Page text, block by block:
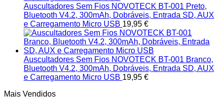
Auscultadores Sem Fios NOVOTECK BT-001 Preto,
Bluetooth V4.2, 300mAh, Dobráveis, Entrada SD, AUX
e Carregamento Micro USB 19,95 €
Auscultadores Sem Fios NOVOTECK BT-001 Branco,
Bluetooth V4.2, 300mAh, Dobráveis, Entrada SD, AUX
e Carregamento Micro USB 19,95 €
Mais Vendidos